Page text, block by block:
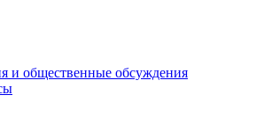
и общественные обсуждения